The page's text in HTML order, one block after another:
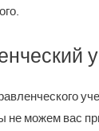
не можем вас